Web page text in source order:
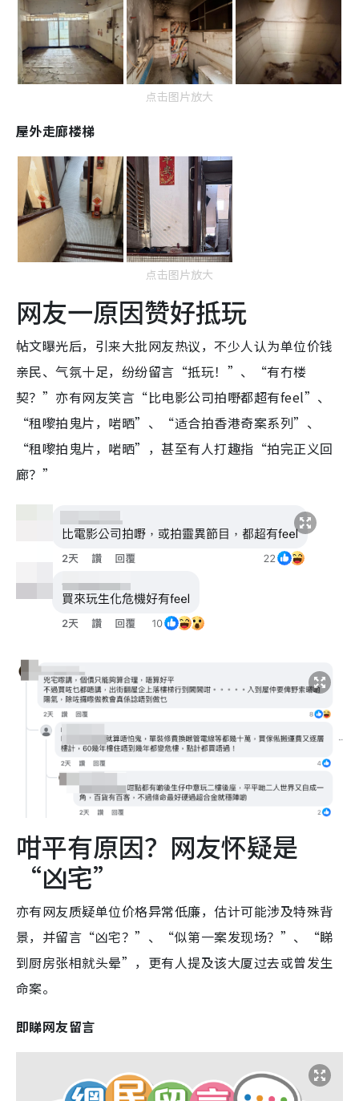
点击图片放大
屋外走廊楼梯
点击图片放大
网友一原因赞好抵玩
帖文曝光后，引来大批网友热议，不少人认为单位价钱
亲民、气氛十足，纷纷留言“抵玩！”、“有冇楼
契？”亦有网友笑言“比电影公司拍嘢都超有feel”、
“租嚟拍鬼片，啱晒”、“适合拍香港奇案系列”、
“租嚟拍鬼片，啱晒”，甚至有人打趣指“拍完正义回
廊？”
咁平有原因？网友怀疑是
“凶宅”
亦有网友质疑单位价格异常低廉，估计可能涉及特殊背
景，并留言“凶宅？”、“似第一案发现场？”、“睇
到厨房张相就头晕”，更有人提及该大厦过去或曾发生
命案。
即睇网友留言